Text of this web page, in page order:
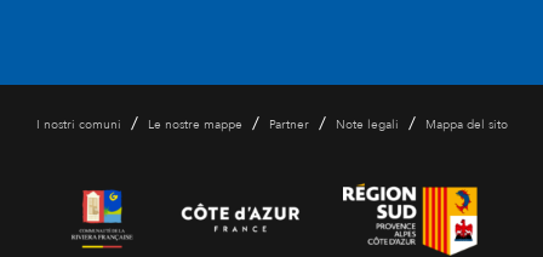
I nostri comuni / Le nostre mappe / Partner / Note legali / Mappa del sito